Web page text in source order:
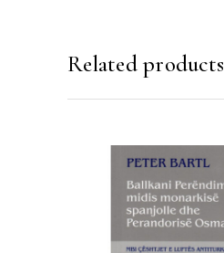
Related products